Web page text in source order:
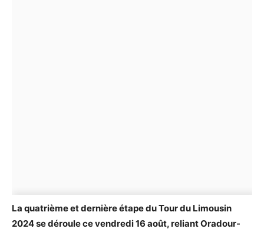
La quatrième et dernière étape du Tour du Limousin
2024 se déroule ce vendredi 16 août, reliant Oradour-